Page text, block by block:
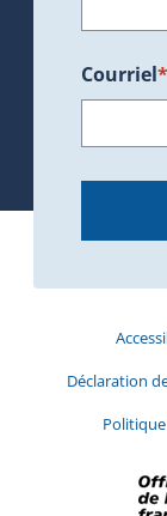
Courriel*
Déclaration